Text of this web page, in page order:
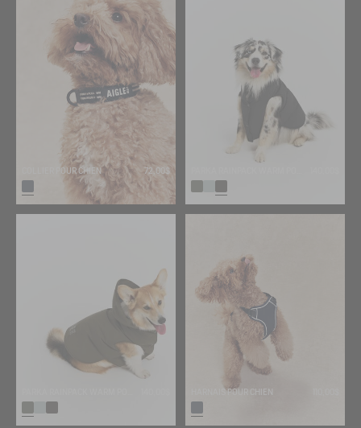
COLLIER POUR CHIEN 72,00$
HARNAIS POUR CHIEN